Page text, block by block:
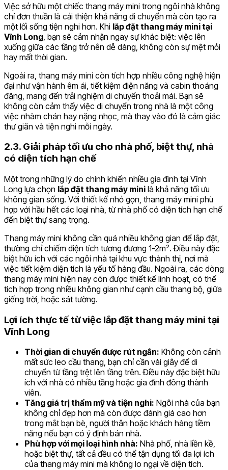
Việc sở hữu một chiếc thang máy mini trong ngôi nhà không
chỉ đơn thuần là cải thiện khả năng di chuyển mà còn tạo ra
một lối sống tiện nghi hơn. Khi lắp đặt thang máy mini tại
Vĩnh Long , bạn sẽ cảm nhận ngay sự khác biệt: việc lên
xuống giữa các tầng trở nên dễ dàng, không còn sự mệt mỏi
hay mất thời gian.
Ngoài ra, thang máy mini còn tích hợp nhiều công nghệ hiện
đại như vận hành êm ái, tiết kiệm điện năng và cabin thoáng
đãng, mang đến trải nghiệm di chuyển thoải mái. Bạn sẽ
không còn cảm thấy việc di chuyển trong nhà là một công
việc nhàm chán hay nặng nhọc, mà thay vào đó là cảm giác
thư giãn và tiện nghi mỗi ngày.
2.3. Giải pháp tối ưu cho nhà phố, biệt thự, nhà
có diện tích hạn chế
Một trong những lý do chính khiến nhiều gia đình tại Vĩnh
Long lựa chọn lắp đặt thang máy mini là khả năng tối ưu
không gian sống. Với thiết kế nhỏ gọn, thang máy mini phù
hợp với hầu hết các loại nhà, từ nhà phố có diện tích hạn chế
đến biệt thự sang trọng.
Thang máy mini không cần quá nhiều không gian để lắp đặt,
thường chỉ chiếm diện tích tương đương 1-2m². Điều này đặc
biệt hữu ích với các ngôi nhà tại khu vực thành thị, nơi mà
việc tiết kiệm diện tích là yếu tố hàng đầu. Ngoài ra, các dòng
thang máy mini hiện nay còn được thiết kế linh hoạt, có thể
tích hợp trong nhiều không gian như cạnh cầu thang bộ, giữa
giếng trời, hoặc sát tường.
Lợi ích thực tế từ việc lắp đặt thang máy mini tại
Vĩnh Long
Thời gian di chuyển được rút ngắn: Không còn cảnh
mất sức leo cầu thang, bạn chỉ cần vài giây để di
chuyển từ tầng trệt lên tầng trên. Điều này đặc biệt hữu
ích với nhà có nhiều tầng hoặc gia đình đông thành
viên.
Tăng giá trị thẩm mỹ và tiện nghi: Ngôi nhà của bạn
không chỉ đẹp hơn mà còn được đánh giá cao hơn
trong mắt bạn bè, người thân hoặc khách hàng tiềm
năng nếu bạn có ý định bán nhà.
Phù hợp với mọi loại hình nhà: Nhà phố, nhà liền kề,
hoặc biệt thự, tất cả đều có thể tận dụng tối đa lợi ích
của thang máy mini mà không lo ngại về diện tích.